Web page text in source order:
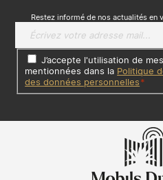
Restez informé de nos actualités en
J’accepte l'utilisation de
mentionnées dans la Politique
des données personnelles*